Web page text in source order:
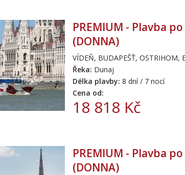
PREMIUM - Plavba
(DONNA)
VÍDEŇ, BUDAPEŠŤ, OSTRIHOM,
Řeka: Dunaj
Délka plavby: 8 dní / 7 nocí
Cena od:
18 818 Kč
PREMIUM - Plavba
(DONNA)